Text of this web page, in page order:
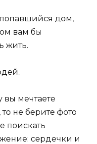
дом,
вам бы
жить.
мечтаете
не берите фото
поискать
сердечки и